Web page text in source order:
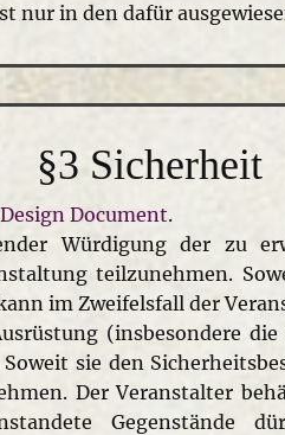
nur in den dafür
§3 Sicherheit
Design Document.
Würdigung der zu
teilzunehmen.
im Zweifelsfall der
(insbesondere
sie den
Der Veranstalter